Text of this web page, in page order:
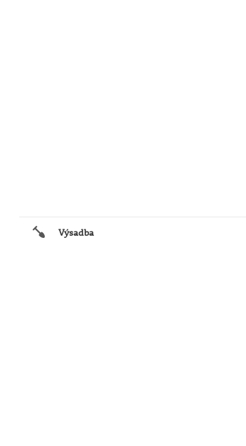
Výsadba